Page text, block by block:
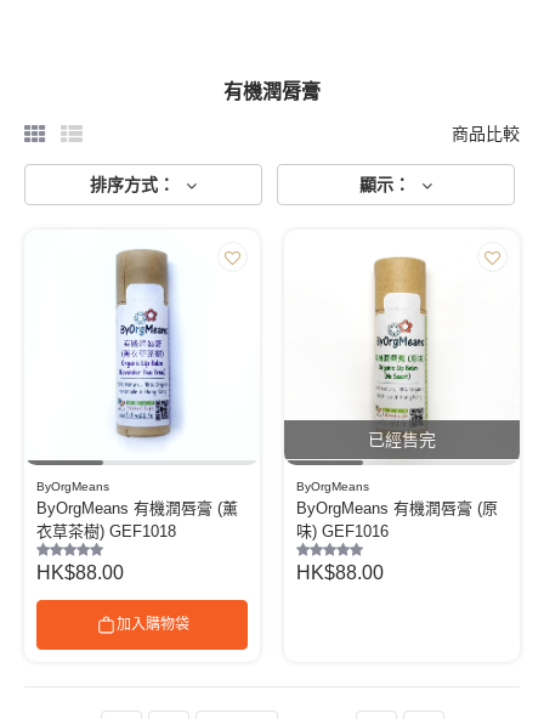
有機潤脣膏
商品比較
排序方式： 顯示：
ByOrgMeans
ByOrgMeans 有機潤唇膏 (薰
衣草茶樹) GEF1018
HK$88.00
加入購物袋
已經售完
ByOrgMeans
ByOrgMeans 有機潤唇膏 (原
味) GEF1016
HK$88.00